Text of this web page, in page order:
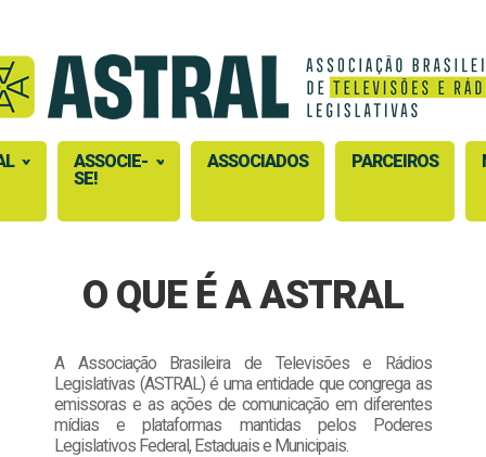
ASSOCIE-
SE!
ASSOCIADOS PARCEIROS
O QUE É A ASTRAL
A Associação Brasileira de Televisões e Rádios
Legislativas (ASTRAL) é uma entidade que congrega as
emissoras e as ações de comunicação em diferentes
mídias e plataformas mantidas pelos Poderes
Legislativos Federal, Estaduais e Municipais.